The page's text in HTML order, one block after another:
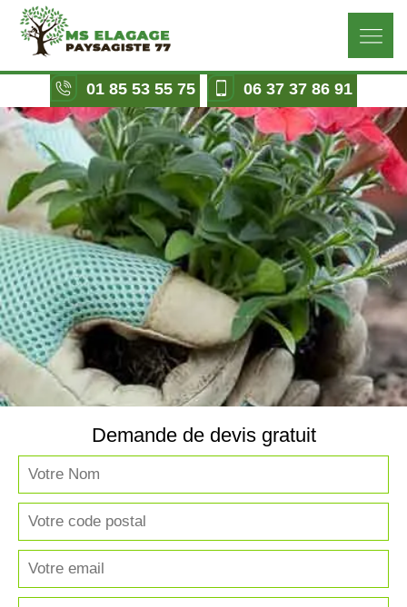
01 85 53 55 75 06 37 37 86 91
Demande de devis gratuit